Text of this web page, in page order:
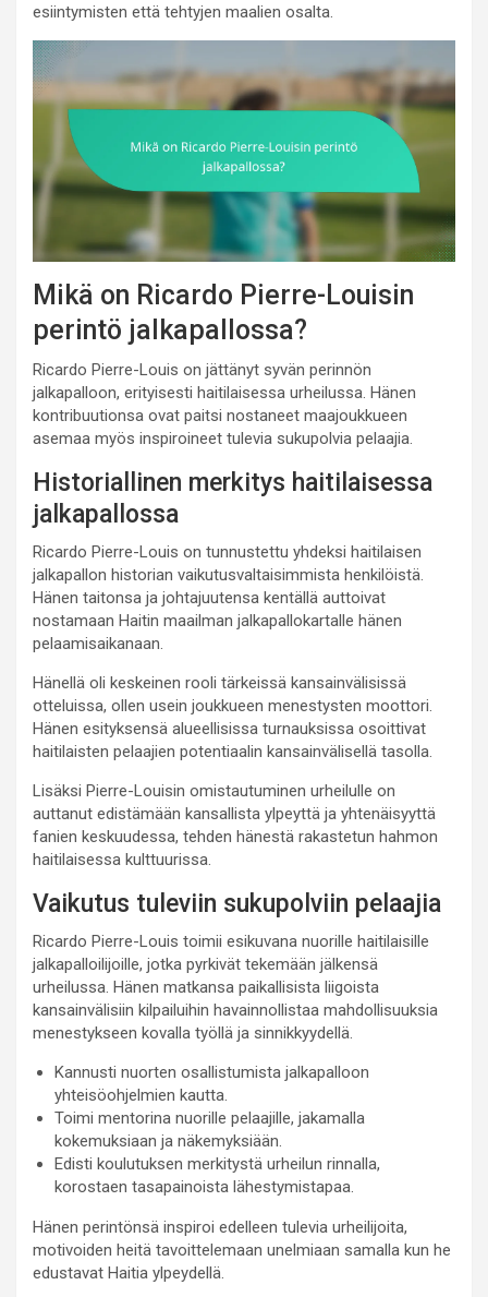
esiintymisten että tehtyjen maalien osalta.
Mikä on Ricardo Pierre-Louisin
perintö jalkapallossa?
Ricardo Pierre-Louis on jättänyt syvän perinnön
jalkapalloon, erityisesti haitilaisessa urheilussa. Hänen
kontribuutionsa ovat paitsi nostaneet maajoukkueen
asemaa myös inspiroineet tulevia sukupolvia pelaajia.
Historiallinen merkitys haitilaisessa
jalkapallossa
Ricardo Pierre-Louis on tunnustettu yhdeksi haitilaisen
jalkapallon historian vaikutusvaltaisimmista henkilöistä.
Hänen taitonsa ja johtajuutensa kentällä auttoivat
nostamaan Haitin maailman jalkapallokartalle hänen
pelaamisaikanaan.
Hänellä oli keskeinen rooli tärkeissä kansainvälisissä
otteluissa, ollen usein joukkueen menestysten moottori.
Hänen esityksensä alueellisissa turnauksissa osoittivat
haitilaisten pelaajien potentiaalin kansainvälisellä tasolla.
Lisäksi Pierre-Louisin omistautuminen urheilulle on
auttanut edistämään kansallista ylpeyttä ja yhtenäisyyttä
fanien keskuudessa, tehden hänestä rakastetun hahmon
haitilaisessa kulttuurissa.
Vaikutus tuleviin sukupolviin pelaajia
Ricardo Pierre-Louis toimii esikuvana nuorille haitilaisille
jalkapalloilijoille, jotka pyrkivät tekemään jälkensä
urheilussa. Hänen matkansa paikallisista liigoista
kansainvälisiin kilpailuihin havainnollistaa mahdollisuuksia
menestykseen kovalla työllä ja sinnikkyydellä.
Kannusti nuorten osallistumista jalkapalloon
yhteisöohjelmien kautta.
Toimi mentorina nuorille pelaajille, jakamalla
kokemuksiaan ja näkemyksiään.
Edisti koulutuksen merkitystä urheilun rinnalla,
korostaen tasapainoista lähestymistapaa.
Hänen perintönsä inspiroi edelleen tulevia urheilijoita,
motivoiden heitä tavoittelemaan unelmiaan samalla kun he
edustavat Haitia ylpeydellä.